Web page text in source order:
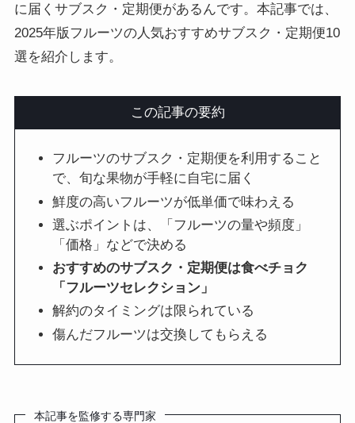
に届くサブスク・定期便があるんです。本記事では、
2025年版フルーツの人気おすすめサブスク・定期便10
選を紹介します。
この記事の要約
フルーツのサブスク・定期便を利用すること
で、旬な果物が手軽に自宅に届く
鮮度の高いフルーツが低単価で味わえる
選ぶポイントは、「フルーツの量や頻度」
「価格」などで決める
おすすめのサブスク・定期便は食べチョク
「フルーツセレクション」
解約のタイミングは限られている
傷んだフルーツは交換してもらえる
本記事を監修する専門家